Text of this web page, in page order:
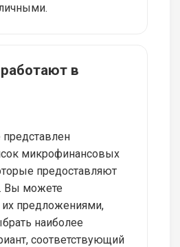
в
микрофинансовых
предоставляют
Вы можете
их предложениями,
наиболее
соответствующий